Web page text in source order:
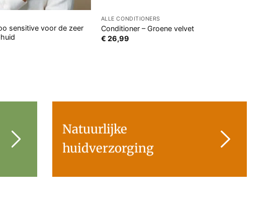
sensitive voor de zeer
ALLE CONDITIONERS
Conditioner – Groene velvet
€ 26,99
Natuurlijke
huidverzorging